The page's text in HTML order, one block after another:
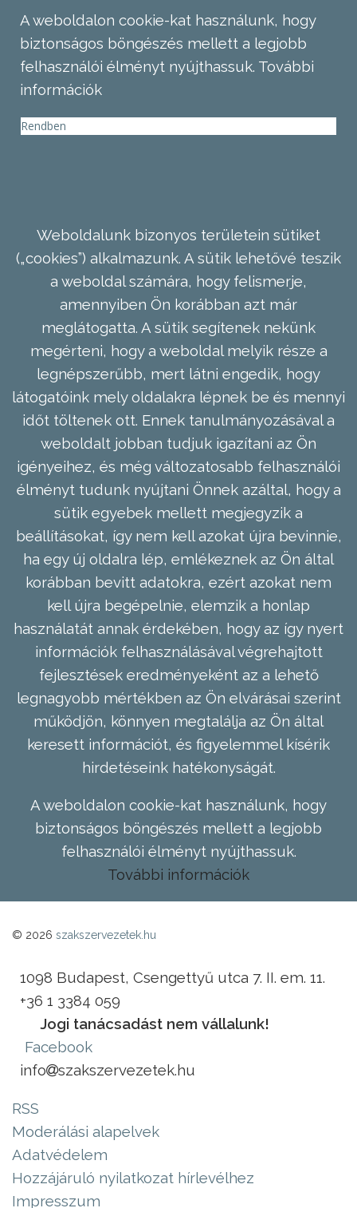
A weboldalon cookie-kat használunk, hogy
biztonságos böngészés mellett a legjobb
felhasználói élményt nyújthassuk. További
információk
Rendben
Weboldalunk bizonyos területein sütiket
(„cookies”) alkalmazunk. A sütik lehetővé teszik
a weboldal számára, hogy felismerje,
amennyiben Ön korábban azt már
meglátogatta. A sütik segítenek nekünk
megérteni, hogy a weboldal melyik része a
legnépszerűbb, mert látni engedik, hogy
látogatóink mely oldalakra lépnek be és mennyi
időt töltenek ott. Ennek tanulmányozásával a
weboldalt jobban tudjuk igazítani az Ön
igényeihez, és még változatosabb felhasználói
élményt tudunk nyújtani Önnek azáltal, hogy a
sütik egyebek mellett megjegyzik a
beállításokat, így nem kell azokat újra bevinnie,
ha egy új oldalra lép, emlékeznek az Ön által
korábban bevitt adatokra, ezért azokat nem
kell újra begépelnie, elemzik a honlap
használatát annak érdekében, hogy az így nyert
információk felhasználásával végrehajtott
fejlesztések eredményeként az a lehető
legnagyobb mértékben az Ön elvárásai szerint
működjön, könnyen megtalálja az Ön által
keresett információt, és figyelemmel kísérik
hirdetéseink hatékonyságát.
A weboldalon cookie-kat használunk, hogy
biztonságos böngészés mellett a legjobb
felhasználói élményt nyújthassuk.
További információk
© 2026 szakszervezetek.hu
1098 Budapest, Csengettyű utca 7. II. em. 11.
+36 1 3384 059
Jogi tanácsadást nem vállalunk!
Facebook
info
szakszervezetek.hu
RSS
Moderálási alapelvek
Adatvédelem
Hozzájáruló nyilatkozat hírlevélhez
Impresszum